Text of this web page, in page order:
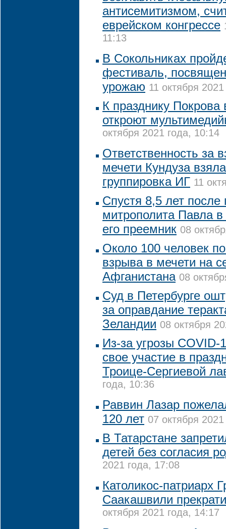
антисемитизмом,
еврейском конгрессе
11:13
В Сокольниках
фестиваль,
урожаю 11 октября
К празднику
откроют
октября 2021 года, 10:14
Ответственность за
мечети Кундуза
группировка ИГ 11
Спустя 8,5 лет после
митрополита Павла
его преемник 08
Около 100 человек
взрыва в мечети на
Афганистана 08
Суд в Петербурге
за оправдание
Зеландии 08 октября
Из-за угрозы COVID-
свое участие в
Троице-Сергиевой
года, 10:36
Раввин Лазар
120 лет 07 октября
В Татарстане
детей без согласия
2021 года, 17:08
Католикос-патриарх
Саакашвили
октября 2021 года, 14:17